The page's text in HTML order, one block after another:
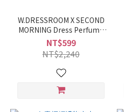
W.DRESSROOM X SECOND
MORNING Dress Perfume
30ml
NT$599
NT$2,240